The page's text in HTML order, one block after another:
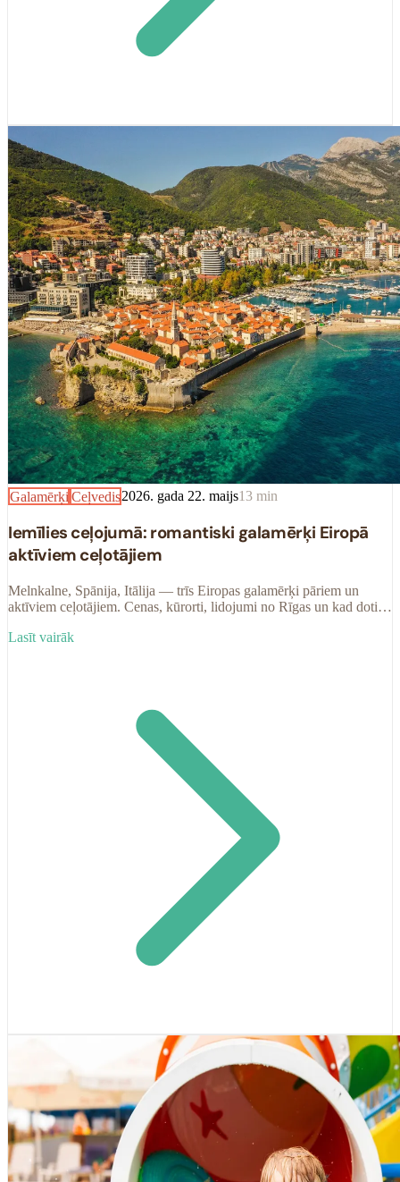
Galamērķi Ceļvedis2026. gada 22. maijs13 min
Iemīlies ceļojumā: romantiski galamērķi Eiropā
aktīviem ceļotājiem
Melnkalne, Spānija, Itālija — trīs Eiropas galamērķi pāriem un
aktīviem ceļotājiem. Cenas, kūrorti, lidojumi no Rīgas un kad doties
Lasīt vairāk